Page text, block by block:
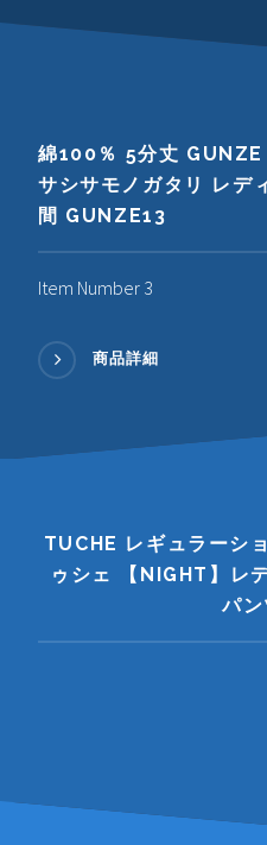
綿100％ 5分丈 GUNZE
サシサモノガタリ レ
間 GUNZE13
Item Number 3
商品詳細
TUCHE レギュラーシ
ゥシェ 【NIGHT】レ
パ